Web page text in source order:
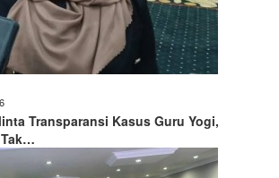
Transparansi Kasus Guru Yogi,